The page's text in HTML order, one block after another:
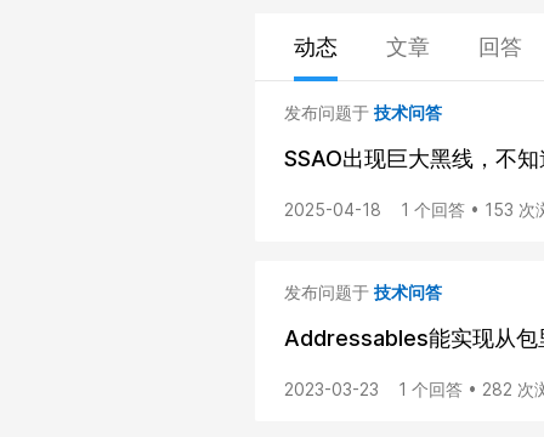
动态 文章 回答
发布问题于 技术问答
SSAO出现巨大黑线，不
2025-04-18 1 个回答 • 153 次
发布问题于 技术问答
Addressables能实现从包
2023-03-23 1 个回答 • 282 次